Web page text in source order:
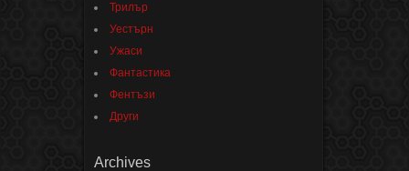
Трилър
Уестърн
Ужаси
Фантастика
Фентъзи
Други
Archives